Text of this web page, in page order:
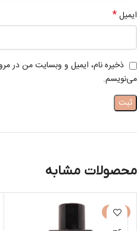
ایمیل*
ذخیره نام، ایمیل و وبسایت من در
می‌نویسم.
محصولات مشابه
-50%